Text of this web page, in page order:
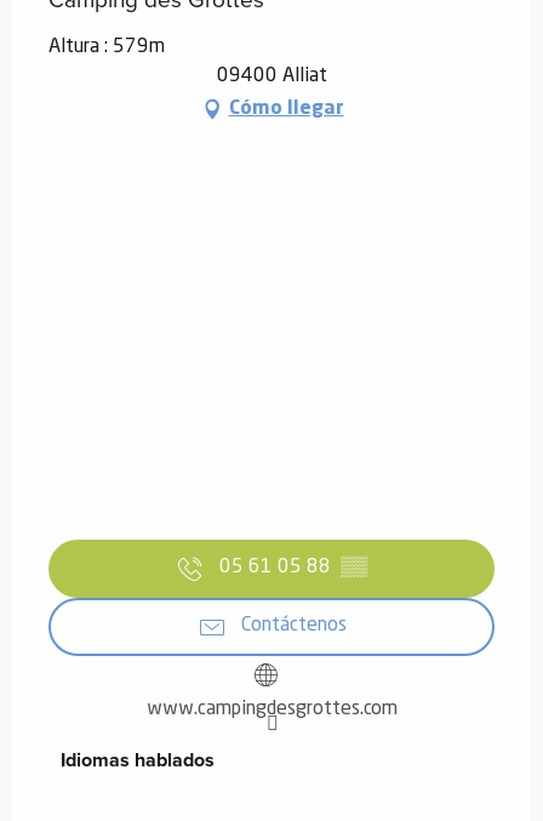
Altura : 579m
09400 Alliat
Cómo llegar
05 61 05 88 ▒▒
Contáctenos
www.campingdesgrottes.com
Idiomas hablados
Idiomas hablados